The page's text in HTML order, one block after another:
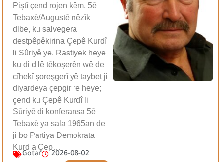
Piştî çend rojen kêm, 5ê
Tebaxê/Augustê nêzîk
dibe, ku salvegera
destpêpêkirina Çepê Kurdî
li Sûriyê ye. Rastiyek heye
ku di dilê têkoşerên wê de
cîhekî şoreşgerî yê taybet ji
diyardeya çepgir re heye;
çend ku Çepê Kurdî li
Sûriyê di konferansa 5ê
Tebaxê ya sala 1965an de
ji bo Partiya Demokrata
Kurd a Çep…
Gotar 2026-08-02